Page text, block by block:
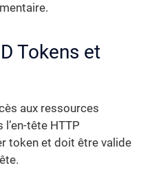
Tokens et
aux ressources
tête HTTP
token et doit être valide